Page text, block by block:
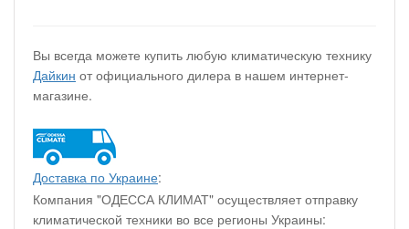
Вы всегда можете купить любую климатическую технику
Дайкин от официального дилера в нашем интернет-
магазине.
Доставка по Украине:
Компания "ОДЕССА КЛИМАТ" осуществляет отправку
климатической техники во все регионы Украины: